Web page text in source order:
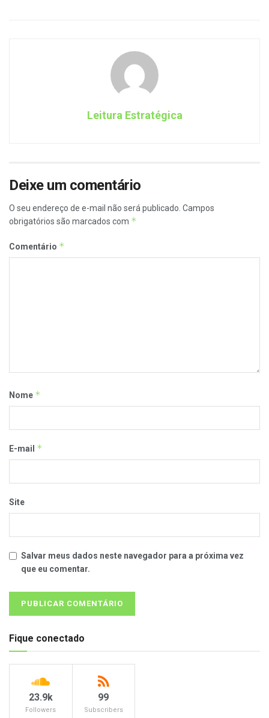
Leitura Estratégica
Deixe um comentário
O seu endereço de e-mail não será publicado. Campos
obrigatórios são marcados com *
Comentário *
Nome *
E-mail *
Site
Salvar meus dados neste navegador para a próxima vez
que eu comentar.
Fique conectado
23.9k
Followers
99
Subscribers